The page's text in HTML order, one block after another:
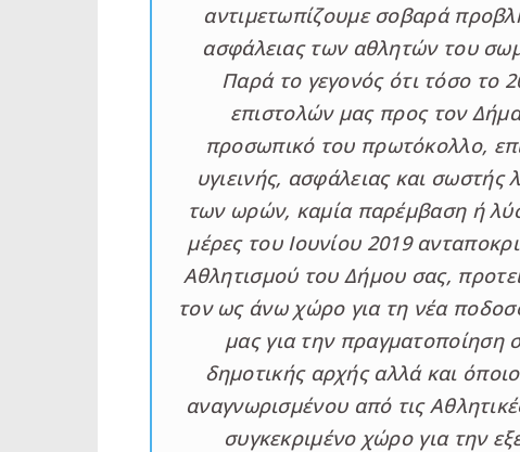
αντιμετωπίζουμε σοβαρά
ασφάλειας των αθλητών του
Παρά το γεγονός ότι τόσο το
επιστολών μας προς τον
προσωπικό του πρωτόκολλο,
υγιεινής, ασφάλειας και
των ωρών, καμία παρέμβαση ή
μέρες του Ιουνίου 2019
Αθλητισμού του Δήμου σας,
τον ως άνω χώρο για τη νέα
μας για την
δημοτικής αρχής αλλά και
αναγνωρισμένου από τις
συγκεκριμένο χώρο για την